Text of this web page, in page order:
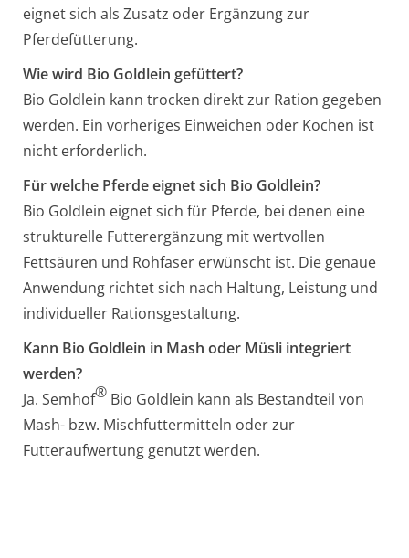
eignet sich als Zusatz oder Ergänzung zur
Pferdefütterung.
Wie wird Bio Goldlein gefüttert?
Bio Goldlein kann trocken direkt zur Ration gegeben
werden. Ein vorheriges Einweichen oder Kochen ist
nicht erforderlich.
Für welche Pferde eignet sich Bio Goldlein?
Bio Goldlein eignet sich für Pferde, bei denen eine
strukturelle Futterergänzung mit wertvollen
Fettsäuren und Rohfaser erwünscht ist. Die genaue
Anwendung richtet sich nach Haltung, Leistung und
individueller Rationsgestaltung.
Kann Bio Goldlein in Mash oder Müsli integriert
werden?
Ja. Semhof® Bio Goldlein kann als Bestandteil von
Mash- bzw. Mischfuttermitteln oder zur
Futteraufwertung genutzt werden.